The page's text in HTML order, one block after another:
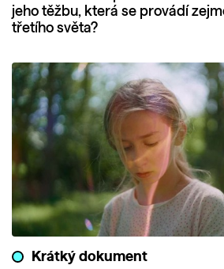
jeho těžbu, která se provádí
třetího světa?
Krátký dokument